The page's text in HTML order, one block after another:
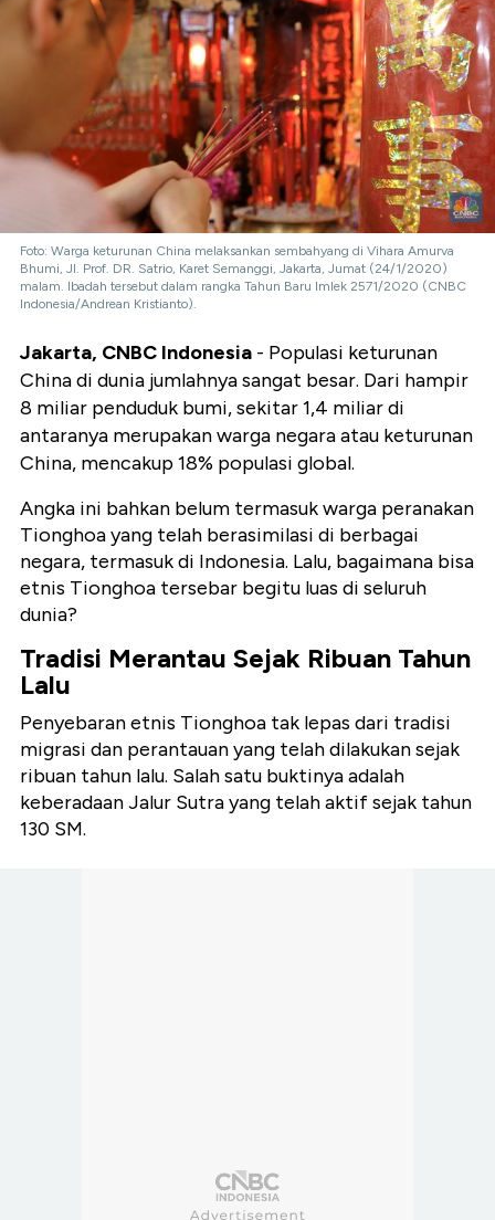
Foto: Warga keturunan China melaksankan sembahyang di Vihara Amurva
Bhumi, Jl. Prof. DR. Satrio, Karet Semanggi, Jakarta, Jumat (24/1/2020)
malam. Ibadah tersebut dalam rangka Tahun Baru Imlek 2571/2020 (CNBC
Indonesia/Andrean Kristianto).
Jakarta, CNBC Indonesia - Populasi keturunan
China di dunia jumlahnya sangat besar. Dari hampir
8 miliar penduduk bumi, sekitar 1,4 miliar di
antaranya merupakan warga negara atau keturunan
China, mencakup 18% populasi global.
Angka ini bahkan belum termasuk warga peranakan
Tionghoa yang telah berasimilasi di berbagai
negara, termasuk di Indonesia. Lalu, bagaimana bisa
etnis Tionghoa tersebar begitu luas di seluruh
dunia?
Tradisi Merantau Sejak Ribuan Tahun
Lalu
Penyebaran etnis Tionghoa tak lepas dari tradisi
migrasi dan perantauan yang telah dilakukan sejak
ribuan tahun lalu. Salah satu buktinya adalah
keberadaan Jalur Sutra yang telah aktif sejak tahun
130 SM.